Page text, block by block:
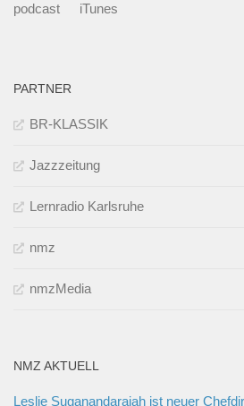
podcast
iTunes
PARTNER
BR-KLASSIK
Jazzzeitung
Lernradio Karlsruhe
nmz
nmzMedia
NMZ AKTUELL
Leslie Suganandarajah ist neuer